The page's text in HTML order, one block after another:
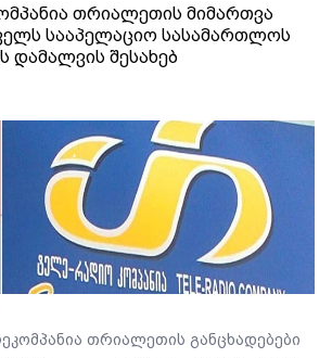
თრიალეთის მიმართვა
სააპელაციო სასამართლოს
დამალვის შესახებ
თრიალეთის განცხადებები